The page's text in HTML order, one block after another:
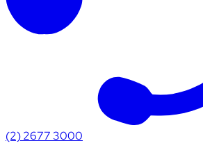
(2) 2677 3000